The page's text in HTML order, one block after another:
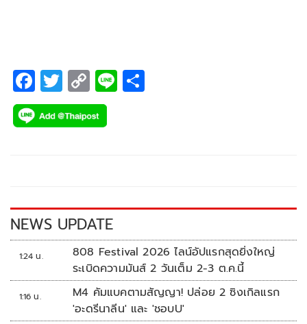
F
ac
e
k
T
wi
tt
C
o
p
k
Li
NEWS UPDATE
1:24 น.
808 Festival 2026 ไลน์อัปแรกสุดยิ่งใหญ่
ระเบิดความมันส์ 2 วันเต็ม 2-3 ต.ค.นี้
1:16 น.
M4 คัมแบคตามสัญญา! ปล่อย 2 ซิงเกิลแรก
'อะดรีนาลีน' และ 'ชอบU'